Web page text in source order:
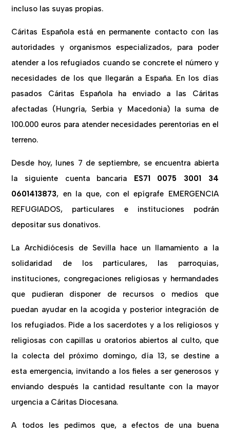
incluso las suyas propias.
Cáritas Española está en permanente contacto con las
autoridades y organismos especializados, para poder
atender a los refugiados cuando se concrete el número y
necesidades de los que llegarán a España. En los días
pasados Cáritas Española ha enviado a las Cáritas
afectadas (Hungría, Serbia y Macedonia) la suma de
100.000 euros para atender necesidades perentorias en el
terreno.
Desde hoy, lunes 7 de septiembre, se encuentra abierta
la siguiente cuenta bancaria ES71 0075 3001 34
0601413873, en la que, con el epígrafe EMERGENCIA
REFUGIADOS, particulares e instituciones podrán
depositar sus donativos.
La Archidiócesis de Sevilla hace un llamamiento a la
solidaridad de los particulares, las parroquias,
instituciones, congregaciones religiosas y hermandades
que pudieran disponer de recursos o medios que
puedan ayudar en la acogida y posterior integración de
los refugiados. Pide a los sacerdotes y a los religiosos y
religiosas con capillas u oratorios abiertos al culto, que
la colecta del próximo domingo, día 13, se destine a
esta emergencia, invitando a los fieles a ser generosos y
enviando después la cantidad resultante con la mayor
urgencia a Cáritas Diocesana.
A todos les pedimos que, a efectos de una buena